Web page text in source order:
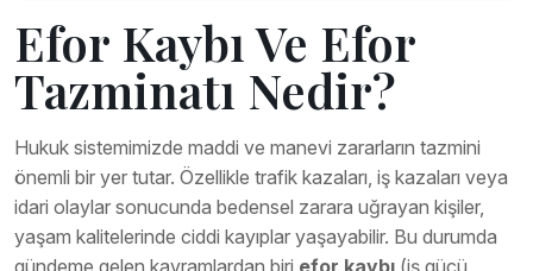
Efor Kaybı Ve Efor
Tazminatı Nedir?
Hukuk sistemimizde maddi ve manevi zararların tazmini
önemli bir yer tutar. Özellikle trafik kazaları, iş kazaları veya
idari olaylar sonucunda bedensel zarara uğrayan kişiler,
yaşam kalitelerinde ciddi kayıplar yaşayabilir. Bu durumda
gündeme gelen kavramlardan biri efor kaybı (iş gücü